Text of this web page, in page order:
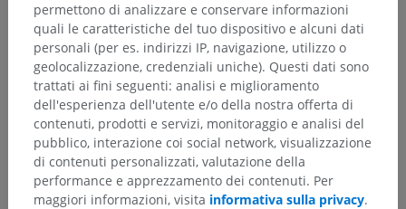
permettono di analizzare e conservare informazioni
quali le caratteristiche del tuo dispositivo e alcuni dati
personali (per es. indirizzi IP, navigazione, utilizzo o
geolocalizzazione, credenziali uniche). Questi dati sono
trattati ai fini seguenti: analisi e miglioramento
dell'esperienza dell'utente e/o della nostra offerta di
contenuti, prodotti e servizi, monitoraggio e analisi del
pubblico, interazione coi social network, visualizzazione
di contenuti personalizzati, valutazione della
performance e apprezzamento dei contenuti. Per
maggiori informazioni, visita informativa sulla privacy.